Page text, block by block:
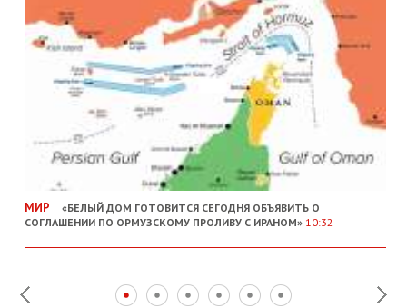
МИР
«БЕЛЫЙ ДОМ ГОТОВИТСЯ СЕГОДНЯ ОБЪЯВИТЬ О
СОГЛАШЕНИИ ПО ОРМУЗСКОМУ ПРОЛИВУ С ИРАНОМ» 10:32